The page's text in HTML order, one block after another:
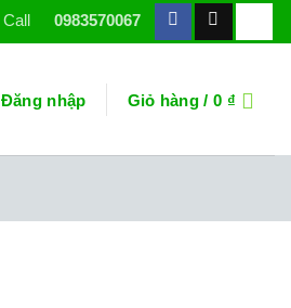
Call 0983570067
Đăng nhập Giỏ hàng / 0 ₫